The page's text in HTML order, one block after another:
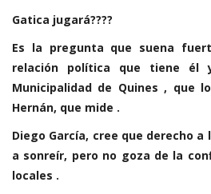
Gatica jugará????
Es la pregunta que suena
relación política que tiene él
Municipalidad de Quines , que
Hernán, que mide .
Diego García, cree que derecho
a sonreír, pero no goza de la
locales .